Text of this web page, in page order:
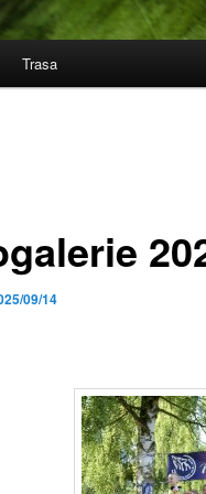
Trasa
09/14